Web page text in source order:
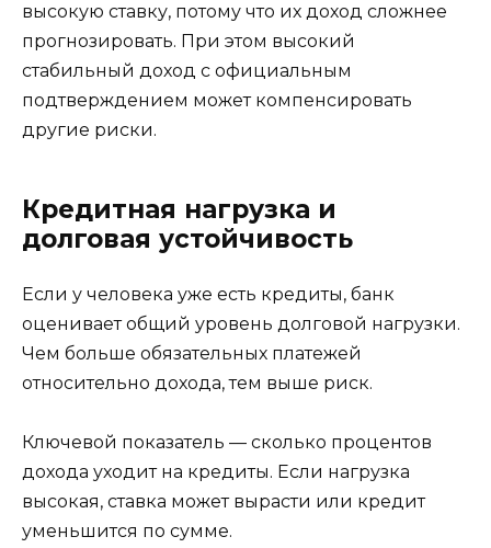
высокую ставку, потому что их доход сложнее
прогнозировать. При этом высокий
стабильный доход с официальным
подтверждением может компенсировать
другие риски.
Кредитная нагрузка и
долговая устойчивость
Если у человека уже есть кредиты, банк
оценивает общий уровень долговой нагрузки.
Чем больше обязательных платежей
относительно дохода, тем выше риск.
Ключевой показатель — сколько процентов
дохода уходит на кредиты. Если нагрузка
высокая, ставка может вырасти или кредит
уменьшится по сумме.